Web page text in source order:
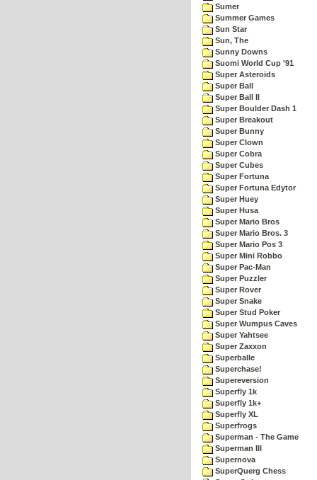
Sumer
Summer Games
Sun Star
Sun, The
Sunny Downs
Suomi World Cup '91
Super Asteroids
Super Ball
Super Ball II
Super Boulder Dash 1
Super Breakout
Super Bunny
Super Clown
Super Cobra
Super Cubes
Super Fortuna
Super Fortuna Edytor
Super Huey
Super Husa
Super Mario Bros
Super Mario Bros. 3
Super Mario Pos 3
Super Mini Robbo
Super Pac-Man
Super Puzzler
Super Rover
Super Snake
Super Stud Poker
Super Wumpus Caves
Super Yahtsee
Super Zaxxon
Superballe
Superchase!
Supereversion
Superfly 1k
Superfly 1k+
Superfly XL
Superfrogs
Superman - The Game
Superman III
Supernova
SuperQuerg Chess